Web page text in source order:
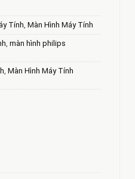
Tính Màn Hình Máy Tính
màn hình philips
Màn Hình Máy Tính